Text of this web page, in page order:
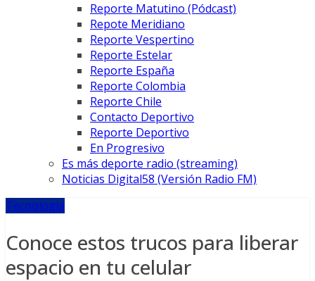
Reporte Matutino (Pódcast)
Repote Meridiano
Reporte Vespertino
Reporte Estelar
Reporte España
Reporte Colombia
Reporte Chile
Contacto Deportivo
Reporte Deportivo
En Progresivo
Es más deporte radio (streaming)
Noticias Digital58 (Versión Radio FM)
Tecnología
Conoce estos trucos para liberar
espacio en tu celular